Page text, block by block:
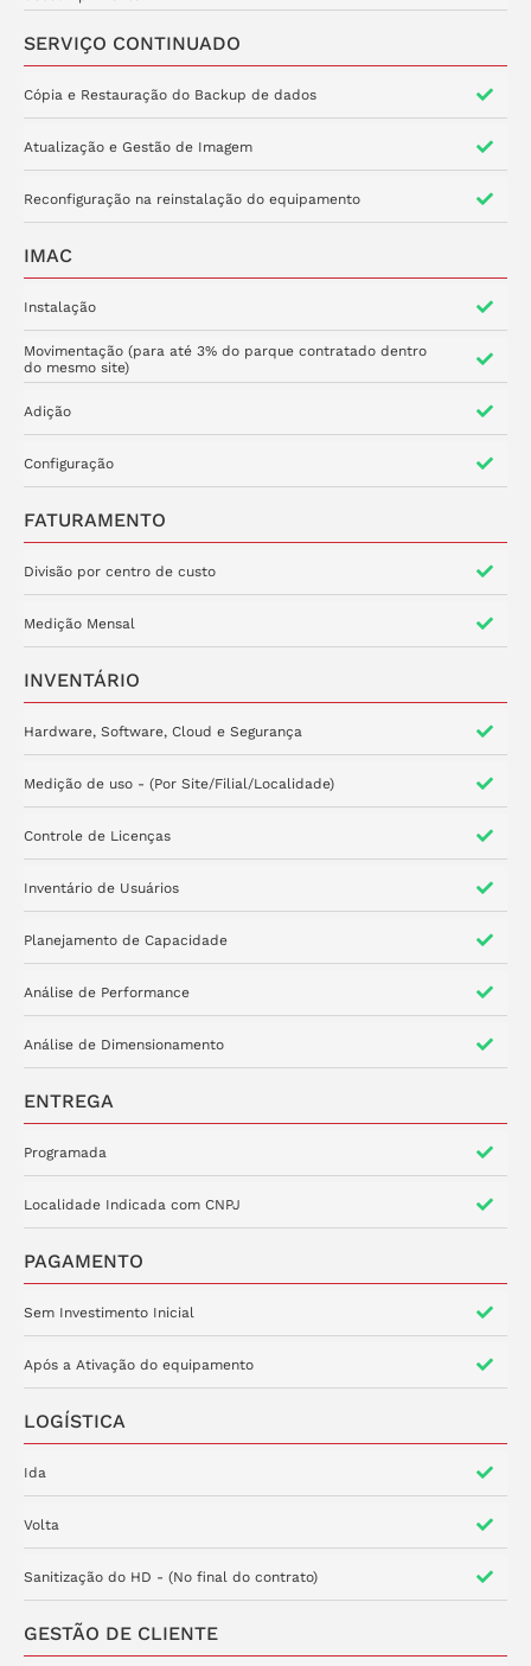
SERVIÇO CONTINUADO
Cópia e Restauração do Backup de dados
Atualização e Gestão de Imagem
Reconfiguração na reinstalação do equipamento
IMAC
Instalação
Movimentação (para até 3% do parque contratado dentro
do mesmo site)
Adição
Configuração
FATURAMENTO
Divisão por centro de custo
Medição Mensal
INVENTÁRIO
Hardware, Software, Cloud e Segurança
Medição de uso - (Por Site/Filial/Localidade)
Controle de Licenças
Inventário de Usuários
Planejamento de Capacidade
Análise de Performance
Análise de Dimensionamento
ENTREGA
Programada
Localidade Indicada com CNPJ
PAGAMENTO
Sem Investimento Inicial
Após a Ativação do equipamento
LOGÍSTICA
Ida
Volta
Sanitização do HD - (No final do contrato)
GESTÃO DE CLIENTE